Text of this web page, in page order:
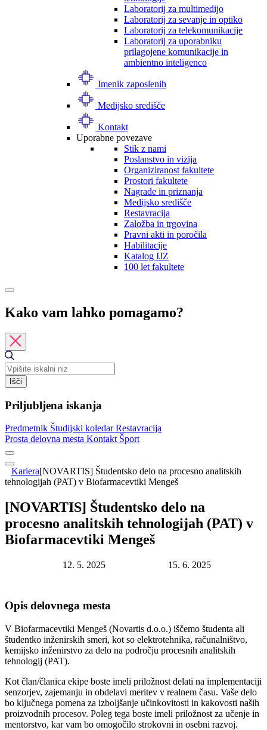
Laboratorij za multimedijo
Laboratorij za sevanje in optiko
Laboratorij za telekomunikacije
Laboratorij za uporabniku
prilagojene komunikacije in
ambientno inteligenco
Imenik zaposlenih
Medijsko središče
Kontakt
Uporabne povezave
Stik z nami
Poslanstvo in vizija
Organiziranost fakultete
Prostori fakultete
Nagrade in priznanja
Medijsko središče
Restavracija
Založba in trgovina
Pravni akti in poročila
Habilitacije
Katalog IJZ
100 let fakultete
Kako vam lahko pomagamo?
Išči
Priljubljena iskanja
Predmetnik Študijski koledarRestavracija
Prosta delovna mesta Kontakt Šport
Kariera[NOVARTIS] Študentsko delo na procesno analitskih
tehnologijah (PAT) v Biofarmacevtiki Mengeš
[NOVARTIS] Študentsko delo na
procesno analitskih tehnologijah (PAT) v
Biofarmacevtiki Mengeš
12. 5. 2025 15. 6. 2025
Opis delovnega mesta
V Biofarmacevtiki Mengeš (Novartis d.o.o.) iščemo študenta ali
študentko inženirskih smeri, kot so elektrotehnika, računalništvo,
kemijsko inženirstvo za delo na področju procesnih analitskih
tehnologij (PAT).
Kot član/članica ekipe boste imeli priložnost delati na implementaciji
senzorjev, zajemanju in obdelavi meritev v realnem času. Vaše delo
bo ključnega pomena za izboljšanje učinkovitosti in kakovosti naših
proizvodnih procesov. Poleg tega boste imeli priložnost za učenje in
mentorstvo, kar vam bo omogočilo strokovni in osebni razvoj.